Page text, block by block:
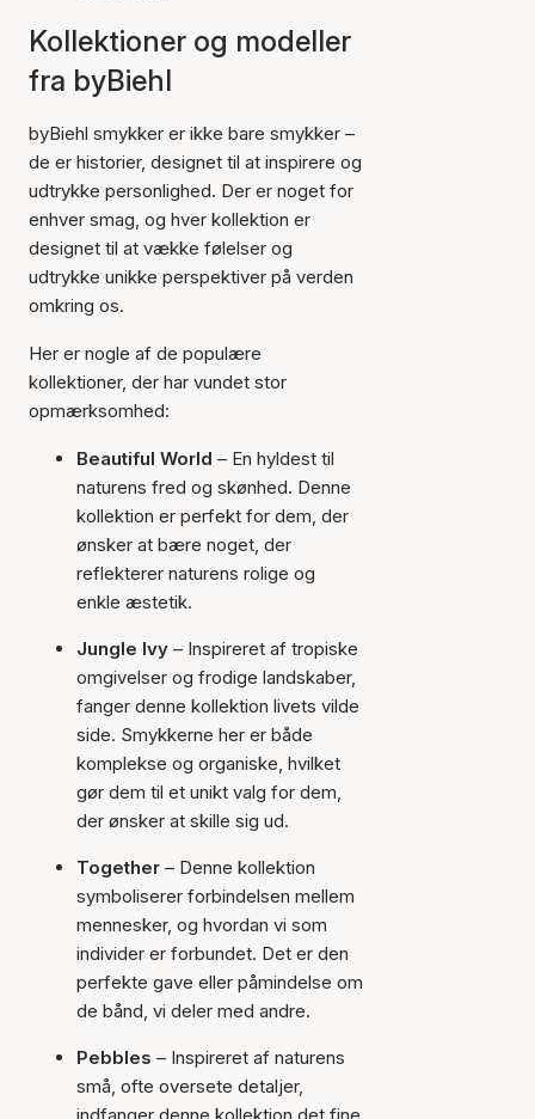
Kollektioner og modeller
fra byBiehl
byBiehl smykker er ikke bare smykker –
de er historier, designet til at inspirere og
udtrykke personlighed. Der er noget for
enhver smag, og hver kollektion er
designet til at vække følelser og
udtrykke unikke perspektiver på verden
omkring os.
Her er nogle af de populære
kollektioner, der har vundet stor
opmærksomhed:
Beautiful World – En hyldest til
naturens fred og skønhed. Denne
kollektion er perfekt for dem, der
ønsker at bære noget, der
reflekterer naturens rolige og
enkle æstetik.
Jungle Ivy – Inspireret af tropiske
omgivelser og frodige landskaber,
fanger denne kollektion livets vilde
side. Smykkerne her er både
komplekse og organiske, hvilket
gør dem til et unikt valg for dem,
der ønsker at skille sig ud.
Together – Denne kollektion
symboliserer forbindelsen mellem
mennesker, og hvordan vi som
individer er forbundet. Det er den
perfekte gave eller påmindelse om
de bånd, vi deler med andre.
Pebbles – Inspireret af naturens
små, ofte oversete detaljer,